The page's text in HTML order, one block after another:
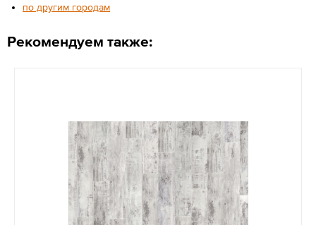
по другим городам
Рекомендуем также: